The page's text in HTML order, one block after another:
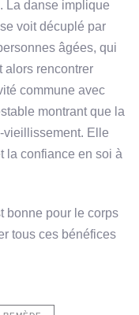
La danse implique
voit décuplé par
âgées, qui
alors rencontrer
commune avec
montrant que la
vieillissement. Elle
la confiance en soi à
bonne pour le corps
tous ces bénéfices